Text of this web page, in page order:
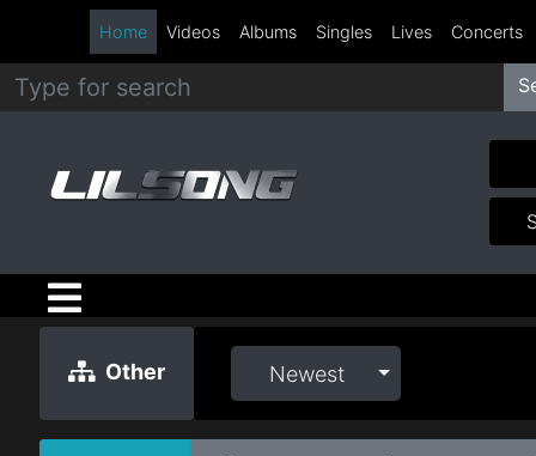
Metal
Hip
Hop
R&B
Rock
Home Videos Albums Singles Lives Concerts
Other Newest